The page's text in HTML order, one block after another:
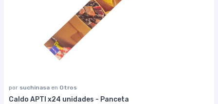
por suchinasa en Otros
Caldo APTI x24 unidades - Panceta